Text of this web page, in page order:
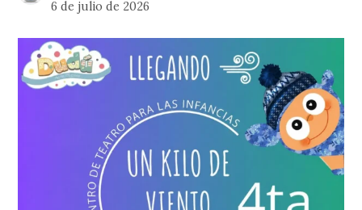
6 de julio de 2026